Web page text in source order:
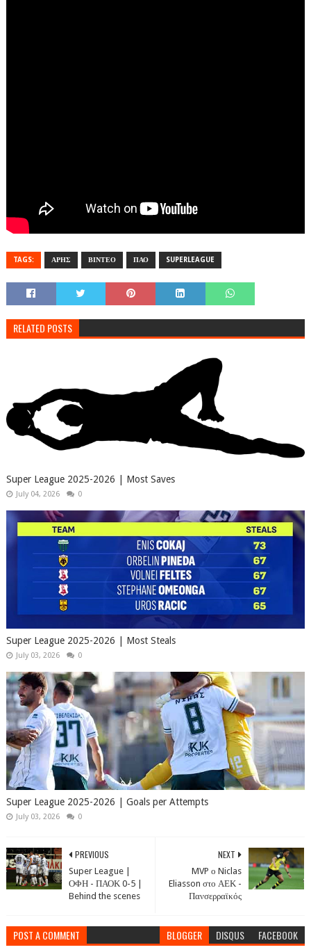
TAGS: ΑΡΗΣ ΒΙΝΤΕΟ ΠΑΟ SUPERLEAGUE
RELATED POSTS
Super League 2025-2026 | Most Saves
July 04, 2026 0
Super League 2025-2026 | Most Steals
July 03, 2026 0
Super League 2025-2026 | Goals per Attempts
July 03, 2026 0
NEXT
MVP ο Niclas
Eliasson στο ΑΕΚ -
Πανσερραϊκός
PREVIOUS
Super League |
ΟΦΗ - ΠΑΟΚ 0-5 |
Behind the scenes
POST A COMMENT BLOGGER DISQUS FACEBOOK